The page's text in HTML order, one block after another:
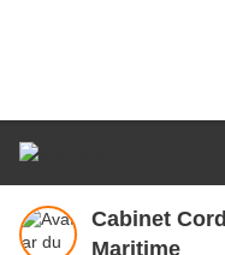
Cabinet
Maritime